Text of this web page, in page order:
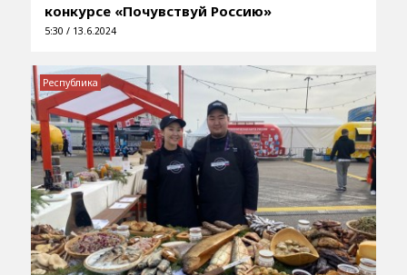
конкурсе «Почувствуй Россию»
5:30 / 13.6.2024
Республика